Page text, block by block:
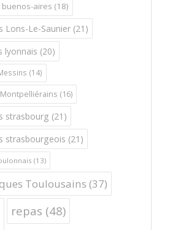
aires (18)
Lons-Le-Saunier (21)
lyonnais (20)
(14)
(16)
strasbourg (21)
strasbourgeois (21)
(13)
Toulousains (37)
repas (48)